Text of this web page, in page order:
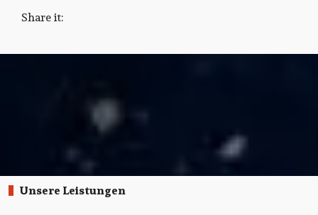
Share it:
Unsere Leistungen